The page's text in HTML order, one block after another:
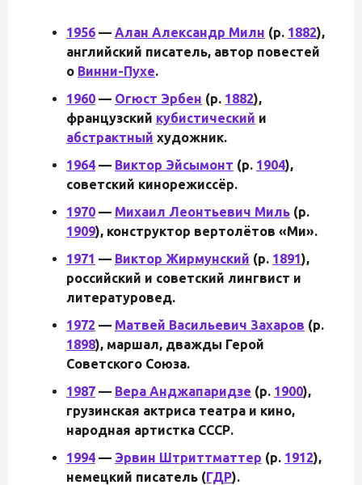
1956 — Алан Александр Милн (р. 1882),
английский писатель, автор повестей
о Винни-Пухе.
1960 — Огюст Эрбен (р. 1882),
французский кубистический и
абстрактный художник.
1964 — Виктор Эйсымонт (р. 1904),
советский кинорежиссёр.
1970 — Михаил Леонтьевич Миль (р.
1909), конструктор вертолётов «Ми».
1971 — Виктор Жирмунский (р. 1891),
российский и советский лингвист и
литературовед.
1972 — Матвей Васильевич Захаров (р.
1898), маршал, дважды Герой
Советского Союза.
1987 — Вера Анджапаридзе (р. 1900),
грузинская актриса театра и кино,
народная артистка СССР.
1994 — Эрвин Штриттматтер (р. 1912),
немецкий писатель (ГДР).